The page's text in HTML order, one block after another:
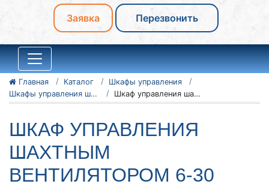
Заявка Перезвонить
Главная Каталог
Шкафы управления
Шкафы управления шахтными вентиляторами
Шкаф управления шахтным вентилятором 6-30
ШКАФ УПРАВЛЕНИЯ
ШАХТНЫМ
ВЕНТИЛЯТОРОМ 6-30